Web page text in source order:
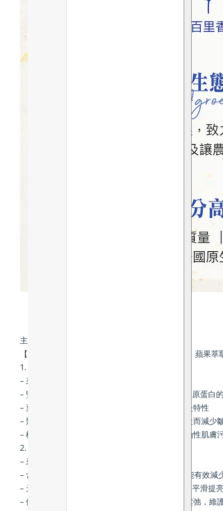
主要成分及功效：
【抗氧淨化、透亮光澤 – 克萊蒙橙(Clementine)、蘋果萃
1. 克萊蒙橙(Clementine)
– 來自盧瓦爾河谷維朗德里城堡花園
– 豐富維生素 C，助暗沉皮膚得以提亮，有助於膠原蛋白
– 葉酸有助於保持肌膚緊緻和健康，並且具有抗炎特性
– 類黃酮防止自由基損傷，促進皮膚再生能力，從而減少
– 檸檬酸有助於對抗引起痤瘡的細菌，亦能清除油性肌膚
2. 蘋果萃取物
– 來自盧瓦爾河谷維朗德里城堡花園
– 含豐富維生素 C 及多酚，具強效抗氧化作用，能有效減
– 天然AHA (蘋果酸Malic Acid) 可溫和去除角質，平滑提
– 使肌膚回復彈性，預防皺紋的形成和預防肌膚鬆弛，維